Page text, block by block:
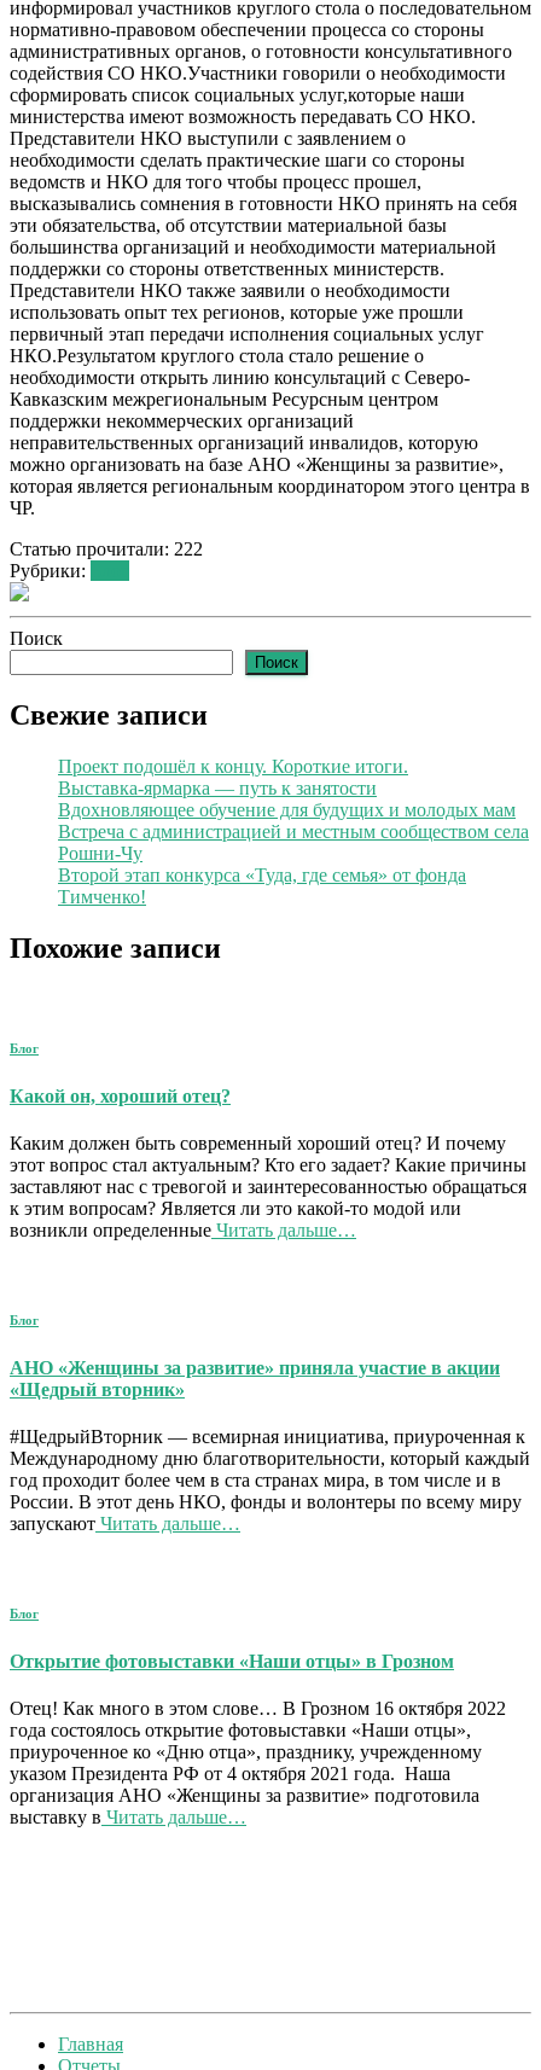
информировал участников круглого стола о последовательном
нормативно-правовом обеспечении процесса со стороны
административных органов, о готовности консультативного
содействия СО НКО.Участники говорили о необходимости
сформировать список социальных услуг,которые наши
министерства имеют возможность передавать СО НКО.
Представители НКО выступили с заявлением о
необходимости сделать практические шаги со стороны
ведомств и НКО для того чтобы процесс прошел,
высказывались сомнения в готовности НКО принять на себя
эти обязательства, об отсутствии материальной базы
большинства организаций и необходимости материальной
поддержки со стороны ответственных министерств.
Представители НКО также заявили о необходимости
использовать опыт тех регионов, которые уже прошли
первичный этап передачи исполнения социальных услуг
НКО.Результатом круглого стола стало решение о
необходимости открыть линию консультаций с Северо-
Кавказским межрегиональным Ресурсным центром
поддержки некоммерческих организаций
неправительственных организаций инвалидов, которую
можно организовать на базе АНО «Женщины за развитие»,
которая является региональным координатором этого центра в
ЧР.
Статью прочитали: 222
Рубрики:
Поиск
Поиск
Свежие записи
Проект подошёл к концу. Короткие итоги.
Выставка-ярмарка — путь к занятости
Вдохновляющее обучение для будущих и молодых мам
Встреча с администрацией и местным сообществом села
Рошни-Чу
Второй этап конкурса «Туда, где семья» от фонда
Тимченко!
Похожие записи
Блог
Какой он, хороший отец?
Каким должен быть современный хороший отец? И почему
этот вопрос стал актуальным? Кто его задает? Какие причины
заставляют нас с тревогой и заинтересованностью обращаться
к этим вопросам? Является ли это какой-то модой или
возникли определенные Читать дальше…
Блог
АНО «Женщины за развитие» приняла участие в акции
«Щедрый вторник»
#ЩедрыйВторник — всемирная инициатива, приуроченная к
Международному дню благотворительности, который каждый
год проходит более чем в ста странах мира, в том числе и в
России. В этот день НКО, фонды и волонтеры по всему миру
запускают Читать дальше…
Блог
Открытие фотовыставки «Наши отцы» в Грозном
Отец! Как много в этом слове… В Грозном 16 октября 2022
года состоялось открытие фотовыставки «Наши отцы»,
приуроченное ко «Дню отца», празднику, учрежденному
указом Президента РФ от 4 октября 2021 года. Наша
организация АНО «Женщины за развитие» подготовила
выставку в Читать дальше…
Главная